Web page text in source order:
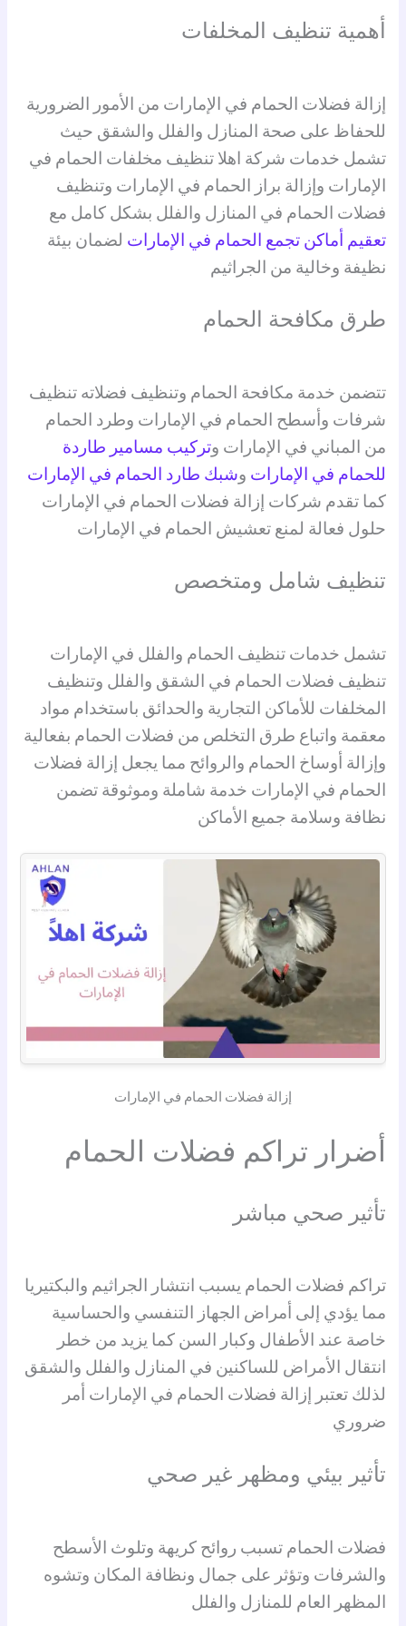
أهمية تنظيف المخلفات
إزالة فضلات الحمام في الإمارات من الأمور الضرورية
للحفاظ على صحة المنازل والفلل والشقق حيث
تشمل خدمات شركة اهلا تنظيف مخلفات الحمام في
الإمارات وإزالة براز الحمام في الإمارات وتنظيف
فضلات الحمام في المنازل والفلل بشكل كامل مع
تعقيم أماكن تجمع الحمام في الإمارات لضمان بيئة
نظيفة وخالية من الجراثيم
طرق مكافحة الحمام
تتضمن خدمة مكافحة الحمام وتنظيف فضلاته تنظيف
شرفات وأسطح الحمام في الإمارات وطرد الحمام
من المباني في الإمارات وتركيب مسامير طاردة
للحمام في الإمارات وشبك طارد الحمام في الإمارات
كما تقدم شركات إزالة فضلات الحمام في الإمارات
حلول فعالة لمنع تعشيش الحمام في الإمارات
تنظيف شامل ومتخصص
تشمل خدمات تنظيف الحمام والفلل في الإمارات
تنظيف فضلات الحمام في الشقق والفلل وتنظيف
المخلفات للأماكن التجارية والحدائق باستخدام مواد
معقمة واتباع طرق التخلص من فضلات الحمام بفعالية
وإزالة أوساخ الحمام والروائح مما يجعل إزالة فضلات
الحمام في الإمارات خدمة شاملة وموثوقة تضمن
نظافة وسلامة جميع الأماكن
إزالة فضلات الحمام في الإمارات
أضرار تراكم فضلات الحمام
تأثير صحي مباشر
تراكم فضلات الحمام يسبب انتشار الجراثيم والبكتيريا
مما يؤدي إلى أمراض الجهاز التنفسي والحساسية
خاصة عند الأطفال وكبار السن كما يزيد من خطر
انتقال الأمراض للساكنين في المنازل والفلل والشقق
لذلك تعتبر إزالة فضلات الحمام في الإمارات أمر
ضروري
تأثير بيئي ومظهر غير صحي
فضلات الحمام تسبب روائح كريهة وتلوث الأسطح
والشرفات وتؤثر على جمال ونظافة المكان وتشوه
المظهر العام للمنازل والفلل